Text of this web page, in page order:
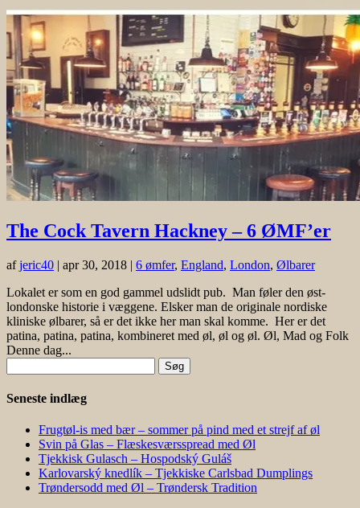
The Cock Tavern Hackney – 6 ØMF’er
afjeric40 | apr 30, 2018 | 6 ømfer, England, London, Ølbarer
Lokalet er som en god gammel udslidt pub. Man føler den øst-
londonske historie i væggene. Elsker man de originale nordiske
kliniske ølbarer, så er det ikke her man skal komme. Her er det
patina, patina, patina, kombineret med øl, øl og øl. Øl, Mad og Folk
Denne dag...
efter:
Seneste indlæg
Frugtøl-is med bær – sommer på pind med et strejf af øl
Svin på Glas – Flæskesværsspread med Øl
Tjekkisk Gulasch – Hospodský Guláš
Karlovarský knedlík – Tjekkiske Carlsbad Dumplings
Trøndersodd med Øl – Trøndersk Tradition